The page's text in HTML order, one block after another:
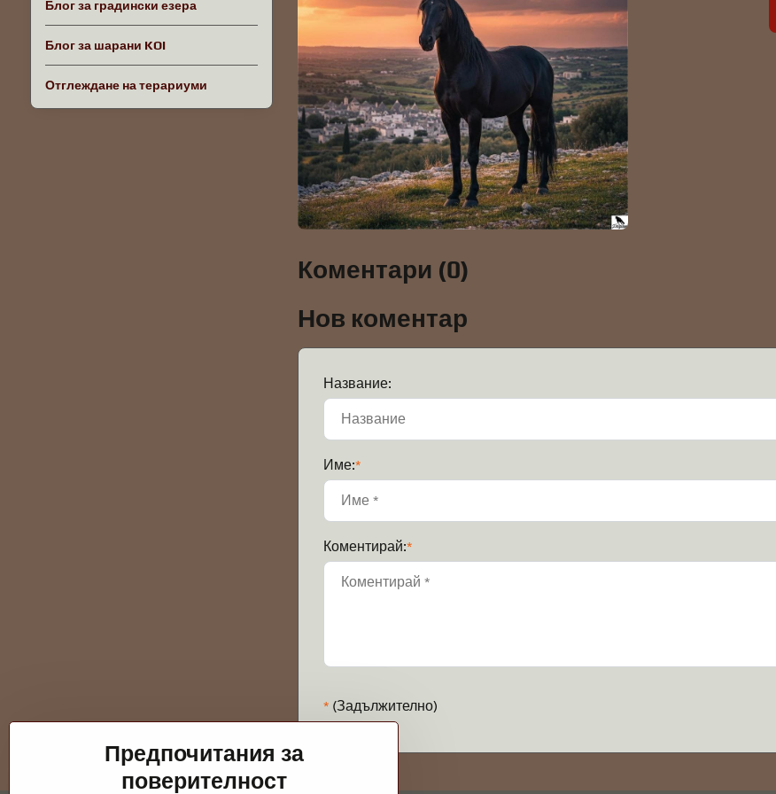
Коментари (0)
Нов коментар
Название:
Име:*
Коментирай:*
* (Задължително)
Блог за градински езера
Блог за шарани KOI
Отглеждане на терариуми
Предпочитания за
поверителност